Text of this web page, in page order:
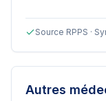
Source RPPS ·
Autres